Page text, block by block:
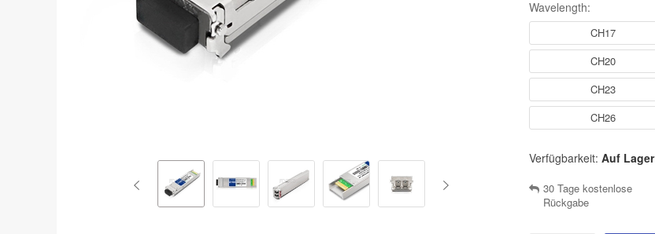
Wavelength:
CH17
CH20
CH23
CH26
Verfügbarkeit: Auf Lager
30 Tage kostenlose
Rückgabe